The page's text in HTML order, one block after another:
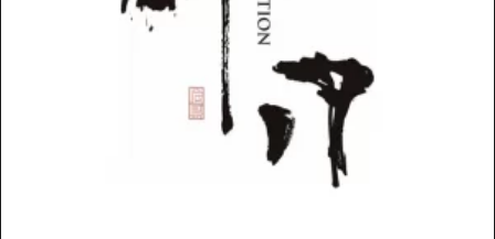
事前・事後学習
提供資料のご案内
オンライン相談窓口
ひろしま観光大使